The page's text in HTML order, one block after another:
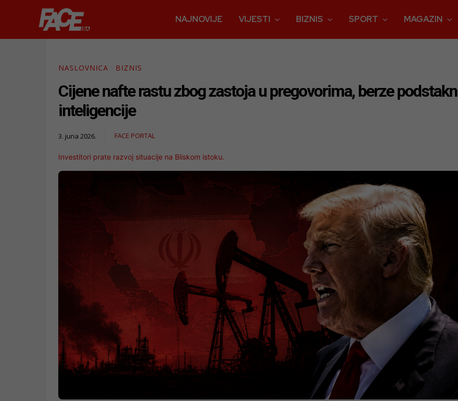
NAJNOVIJE VIJESTI BIZNIS SPORT MAGAZIN
NASLOVNICA BIZNIS
Cijene nafte rastu zbog zastoja u pregovorima, berze
inteligencije
3. juna 2026. FACE PORTAL
Investitori prate razvoj situacije na Bliskom istoku.